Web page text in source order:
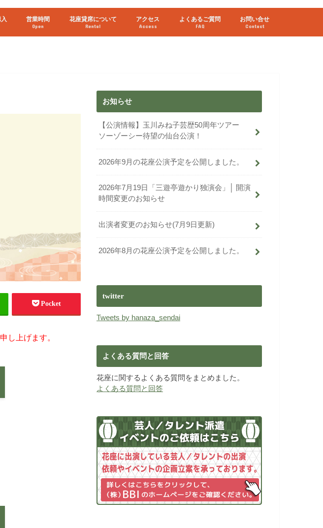
営業時間
Open
花座貸席について
Rental
アクセス
Access
よくあるご質問
FAQ
お問い合せ
Contact
Pocket
し上げます。
お知らせ
【公演情報】玉川みね子芸歴50周年ツアー
ソーゾーシー待望の仙台公演！
2026年9月の花座公演予定を公開しました。
2026年7月19日「三遊亭遊かり独演会」│ 開演
時間変更のお知らせ
出演者変更のお知らせ(7月9日更新)
2026年8月の花座公演予定を公開しました。
twitter
Tweets by hanaza_sendai
よくある質問と回答
花座に関するよくある質問をまとめました。
よくある質問と回答